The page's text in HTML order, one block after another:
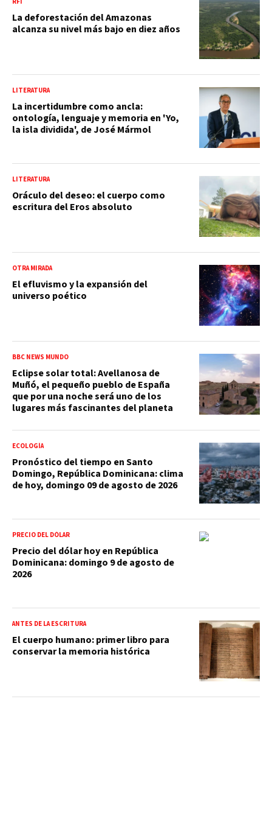
La deforestación del Amazonas
alcanza su nivel más bajo en diez años
LITERATURA
La incertidumbre como ancla:
ontología, lenguaje y memoria en 'Yo,
la isla dividida', de José Mármol
LITERATURA
Oráculo del deseo: el cuerpo como
escritura del Eros absoluto
OTRA MIRADA
El efluvismo y la expansión del
universo poético
BBC NEWS MUNDO
Eclipse solar total: Avellanosa de
Muñó, el pequeño pueblo de España
que por una noche será uno de los
lugares más fascinantes del planeta
ECOLOGÍA
Pronóstico del tiempo en Santo
Domingo, República Dominicana: clima
de hoy, domingo 09 de agosto de 2026
PRECIO DEL DÓLAR
Precio del dólar hoy en República
Dominicana: domingo 9 de agosto de
2026
ANTES DE LA ESCRITURA
El cuerpo humano: primer libro para
conservar la memoria histórica